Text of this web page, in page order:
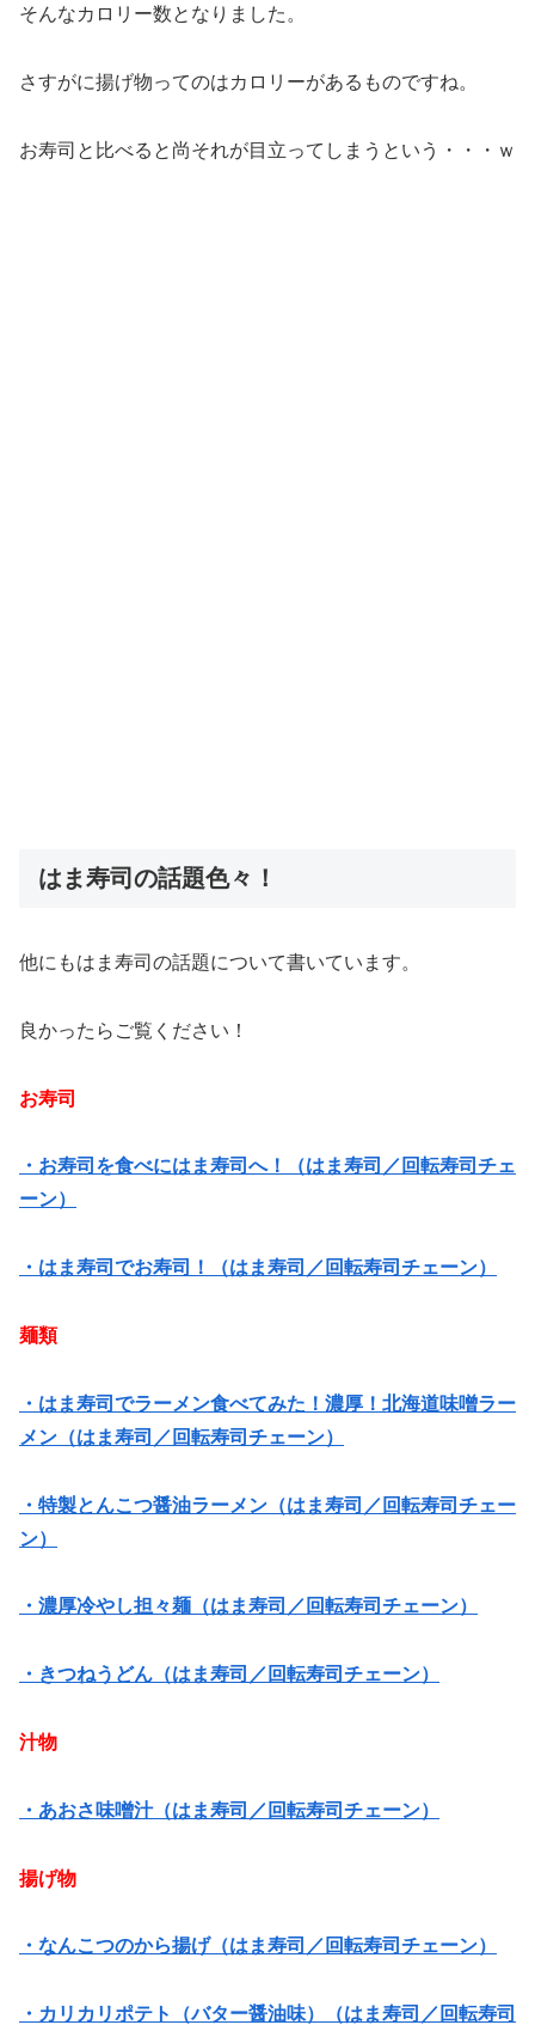
そんなカロリー数となりました。
さすがに揚げ物ってのはカロリーがあるものですね。
お寿司と比べると尚それが目立ってしまうという・・・ｗ
はま寿司の話題色々！
他にもはま寿司の話題について書いています。
良かったらご覧ください！
お寿司
・お寿司を食べにはま寿司へ！（はま寿司／回転寿司チェ
ーン）
・はま寿司でお寿司！（はま寿司／回転寿司チェーン）
麺類
・はま寿司でラーメン食べてみた！濃厚！北海道味噌ラー
メン（はま寿司／回転寿司チェーン）
・特製とんこつ醤油ラーメン（はま寿司／回転寿司チェー
ン）
・濃厚冷やし担々麺（はま寿司／回転寿司チェーン）
・きつねうどん（はま寿司／回転寿司チェーン）
汁物
・あおさ味噌汁（はま寿司／回転寿司チェーン）
揚げ物
・なんこつのから揚げ（はま寿司／回転寿司チェーン）
・カリカリポテト（バター醤油味）（はま寿司／回転寿司